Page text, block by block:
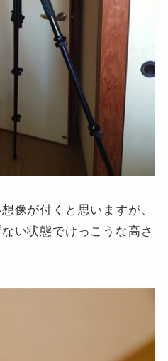
像が付くと思いますが、
い状態でけっこうな高さ